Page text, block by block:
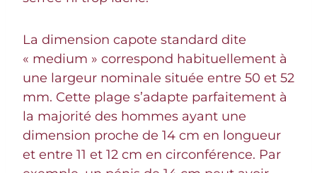
La dimension capote standard dite
« medium » correspond habituellement à
une largeur nominale située entre 50 et 52
mm. Cette plage s’adapte parfaitement à
la majorité des hommes ayant une
dimension proche de 14 cm en longueur
et entre 11 et 12 cm en circonférence. Par